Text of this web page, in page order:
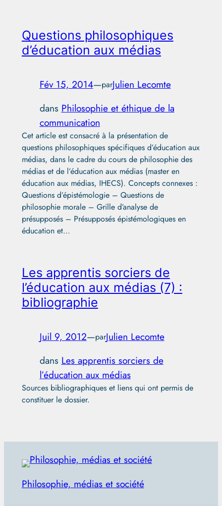
Questions philosophiques
d’éducation aux médias
Fév 15, 2014—parJulien Lecomte
dans Philosophie et éthique de la
communication
Cet article est consacré à la présentation de
questions philosophiques spécifiques d’éducation aux
médias, dans le cadre du cours de philosophie des
médias et de l’éducation aux médias (master en
éducation aux médias, IHECS). Concepts connexes :
Questions d’épistémologie – Questions de
philosophie morale – Grille d’analyse de
présupposés – Présupposés épistémologiques en
éducation et…
Les apprentis sorciers de
l’éducation aux médias (7) :
bibliographie
Juil 9, 2012—parJulien Lecomte
dans Les apprentis sorciers de
l’éducation aux médias
Sources bibliographiques et liens qui ont permis de
constituer le dossier.
Philosophie, médias et société